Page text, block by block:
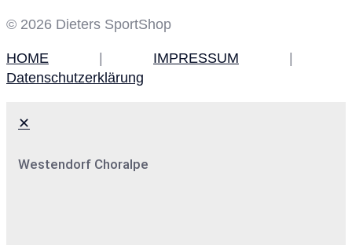
© 2026 Dieters SportShop
HOME | IMPRESSUM |
Datenschutzerklärung
✕
Westendorf Choralpe